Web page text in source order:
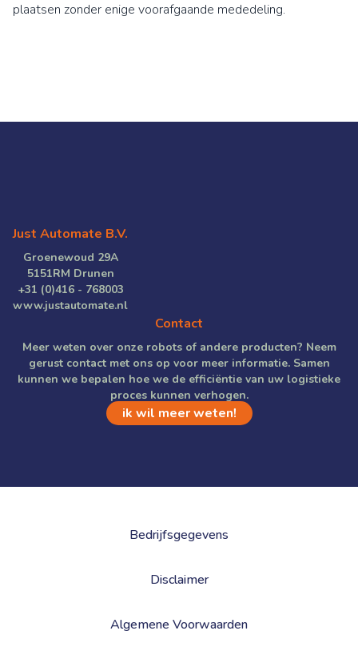
plaatsen zonder enige voorafgaande mededeling.
Just Automate B.V.
Groenewoud 29A
5151RM Drunen
+31 (0)416 - 768003
www.justautomate.nl
Contact
Meer weten over onze robots of andere producten? Neem
gerust contact met ons op voor meer informatie. Samen
kunnen we bepalen hoe we de efficiëntie van uw logistieke
proces kunnen verhogen.
ik wil meer weten!
Bedrijfsgegevens
Disclaimer
Algemene Voorwaarden